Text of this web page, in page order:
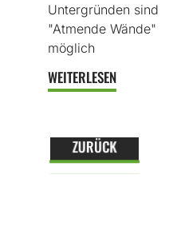
Untergründen sind
"Atmende Wände"
möglich
WEITERLESEN
ZURÜCK